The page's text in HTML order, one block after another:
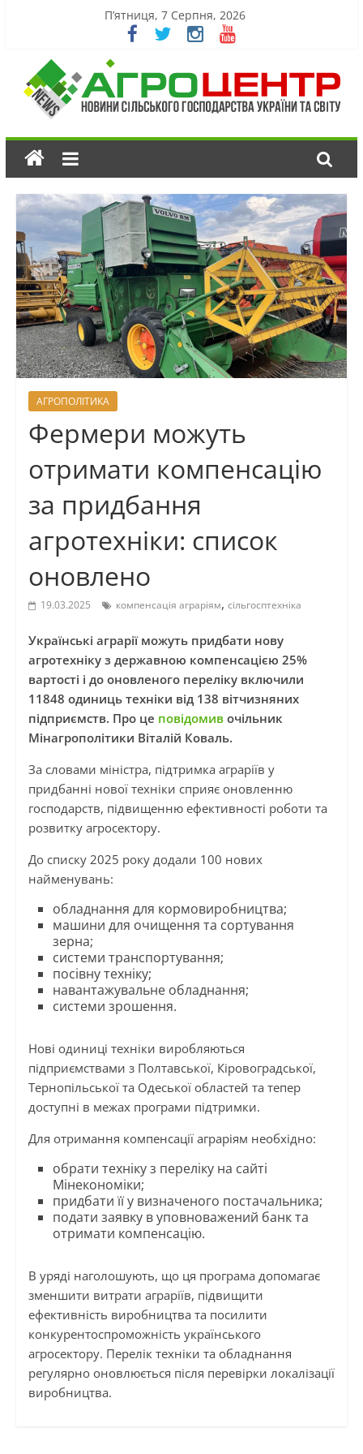
П’ятниця, 7 Серпня, 2026
АГРОПОЛІТИКА
Фермери можуть
отримати компенсацію
за придбання
агротехніки: список
оновлено
19.03.2025 компенсація аграріям, сільгосптехніка
Українські аграрії можуть придбати нову
агротехніку з державною компенсацією 25%
вартості і до оновленого переліку включили
11848 одиниць техніки від 138 вітчизняних
підприємств. Про це повідомивочільник
Мінагрополітики Віталій Коваль.
За словами міністра, підтримка аграріїв у
придбанні нової техніки сприяє оновленню
господарств, підвищенню ефективності роботи та
розвитку агросектору.
До списку 2025 року додали 100 нових
найменувань:
обладнання для кормовиробництва;
машини для очищення та сортування
зерна;
системи транспортування;
посівну техніку;
навантажувальне обладнання;
системи зрошення.
Нові одиниці техніки виробляються
підприємствами з Полтавської, Кіровоградської,
Тернопільської та Одеської областей та тепер
доступні в межах програми підтримки.
Для отримання компенсації аграріям необхідно:
обрати техніку з переліку на сайті
Мінекономіки;
придбати її у визначеного постачальника;
подати заявку в уповноважений банк та
отримати компенсацію.
В уряді наголошують, що ця програма допомагає
зменшити витрати аграріїв, підвищити
ефективність виробництва та посилити
конкурентоспроможність українського
агросектору. Перелік техніки та обладнання
регулярно оновлюється після перевірки локалізації
виробництва.